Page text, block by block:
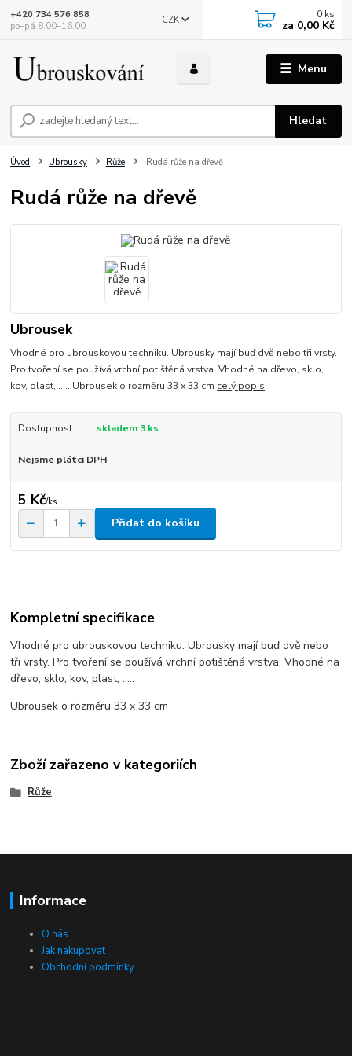
Menu
CZK
Hledat
+420 734 576 858
po–pá 8.00–16.00
0 ks
za 0,00 Kč
Úvod Ubrousky Růže Rudá růže na dřevě
Rudá růže na dřevě
Ubrousek
Vhodné pro ubrouskovou techniku. Ubrousky mají buď dvě nebo tři vrsty.
Pro tvoření se používá vrchní potištěná vrstva. Vhodné na dřevo, sklo,
kov, plast, ..... Ubrousek o rozměru 33 x 33 cm celý popis
Dostupnost skladem 3 ks
Nejsme plátci DPH
5 Kč/ks
Přidat do košíku
Kompletní specifikace
Vhodné pro ubrouskovou techniku. Ubrousky mají buď dvě nebo
tři vrsty. Pro tvoření se používá vrchní potištěná vrstva. Vhodné na
dřevo, sklo, kov, plast, .....
Ubrousek o rozměru 33 x 33 cm
Zboží zařazeno v kategoriích
Růže
Informace
O nás
Jak nakupovat
Obchodní podmínky